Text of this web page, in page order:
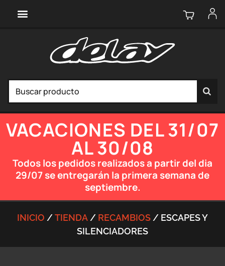
VACACIONES DEL 31/07
AL 30/08
Todos los pedidos realizados a partir del dia
29/07 se entregarán la primera semana de
septiembre.
INICIO /TIENDA/ RECAMBIOS/ ESCAPES Y
SILENCIADORES